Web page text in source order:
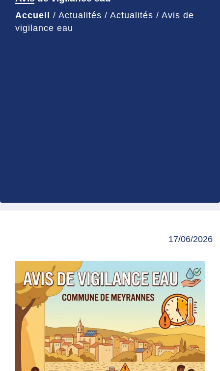
Accueil / Actualités / Actualités / Avis de
vigilance eau
17/06/2026